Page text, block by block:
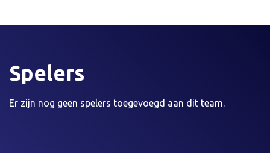
Spelers
Er zijn nog geen spelers toegevoegd aan dit team.